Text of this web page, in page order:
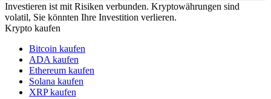
Investieren ist mit Risiken verbunden. Kryptowährungen sind
volatil, Sie könnten Ihre Investition verlieren.
Krypto kaufen
Bitcoin kaufen
ADA kaufen
Ethereum kaufen
Solana kaufen
XRP kaufen